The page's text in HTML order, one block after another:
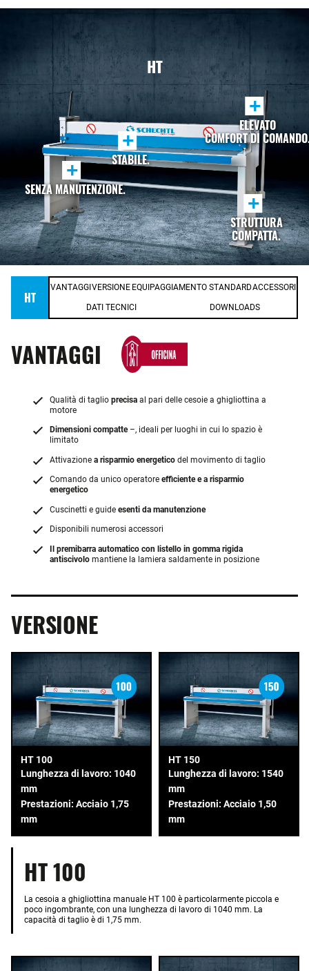
HT
+
STABILE.
+
ELEVATO
COMFORT DI
+
SENZA MANUTENZIONE.
+
STRUTTURA
COMPATTA.
HT
VANTAGGI VERSIONE EQUIPAGGIAMENTO STANDARDACCESSORI
DATI TECNICI DOWNLOADS
VANTAGGI
Qualità di taglio precisa al pari delle cesoie a ghigliottina a
motore
Dimensioni compatte–, ideali per luoghi in cui lo spazio è
limitato
Attivazione a risparmio energetico del movimento di taglio
Comando da unico operatore efficiente e a risparmio
energetico
Cuscinetti e guide esenti da manutenzione
Disponibili numerosi accessori
Il premibarra automatico con listello in gomma rigida
antiscivolo mantiene la lamiera saldamente in posizione
VERSIONE
HT 100
Lunghezza di lavoro: 1040
mm
Prestazioni: Acciaio 1,75
mm
HT 150
Lunghezza di lavoro: 1540
mm
Prestazioni: Acciaio 1,50
mm
HT 100
La cesoia a ghigliottina manuale HT 100 è particolarmente piccola e
poco ingombrante, con una lunghezza di lavoro di 1040 mm. La
capacità di taglio è di 1,75 mm.